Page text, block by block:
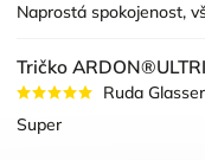
Naprostá spokojenost,
Tričko
Ruda Glasser
Super